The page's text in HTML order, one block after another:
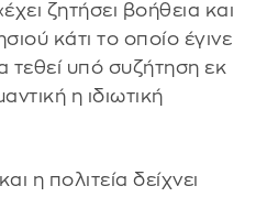
ζητήσει βοήθεια και
κάτι το οποίο έγινε
τεθεί υπό συζήτηση εκ
η ιδιωτική
η πολιτεία δείχνει